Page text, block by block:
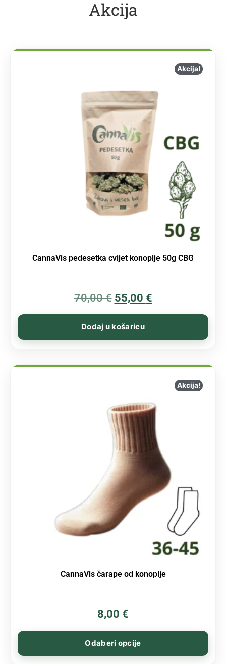
Akcija
Akcija!
CannaVis pedesetka cvijet konoplje 50g CBG
70,00€ 55,00 €
Dodaj u košaricu
Akcija!
CannaVis čarape od konoplje
8,00 €
Odaberi opcije